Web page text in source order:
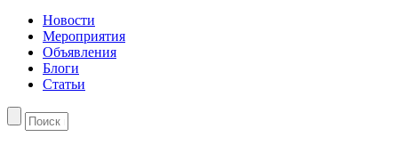
Новости
Мероприятия
Объявления
Блоги
Статьи